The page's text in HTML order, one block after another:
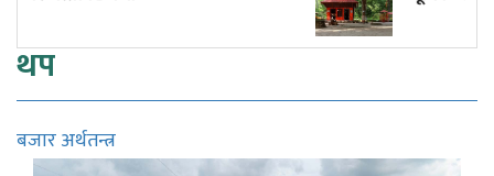
थप
बजार अर्थतन्त्र